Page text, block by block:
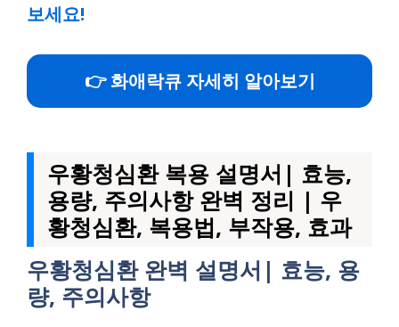
보세요!
👉 화애락큐 자세히 알아보기
우황청심환 복용 설명서| 효능,
용량, 주의사항 완벽 정리 | 우
황청심환, 복용법, 부작용, 효과
우황청심환 완벽 설명서| 효능, 용
량, 주의사항